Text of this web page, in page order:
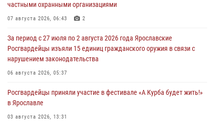
частными охранными организациями
07 августа 2026, 06:43 2
За период с 27 июля по 2 августа 2026 года Ярославские
Росгвардейцы изъяли 15 единиц гражданского оружия в связи с
нарушением законодательства
06 августа 2026, 05:37
Росгвардейцы приняли участие в фестивале «А Курба будет жить!»
в Ярославле
03 августа 2026, 13:31